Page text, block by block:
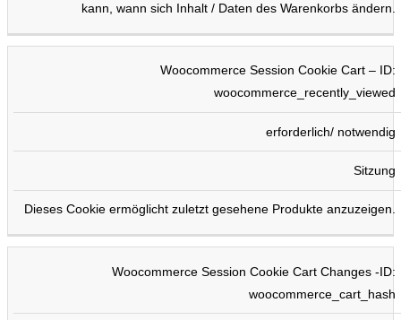
kann, wann sich Inhalt / Daten des Warenkorbs ändern.
Woocommerce Session Cookie Cart – ID:
woocommerce_recently_viewed
erforderlich/ notwendig
Sitzung
Dieses Cookie ermöglicht zuletzt gesehene Produkte anzuzeigen.
Woocommerce Session Cookie Cart Changes -ID:
woocommerce_cart_hash